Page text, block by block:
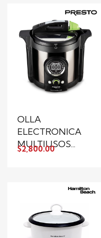
OLLA
ELECTRONICA
MULTIUSOS...
$2,800.00